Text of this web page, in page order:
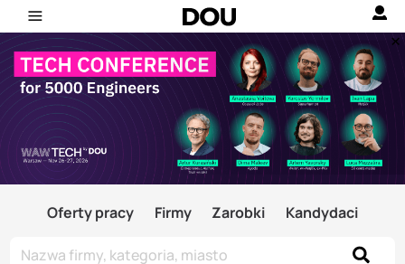
Oferty pracy Firmy Zarobki Kandydaci